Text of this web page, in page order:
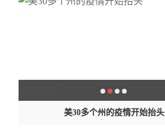
美30多个州的疫情开始抬头